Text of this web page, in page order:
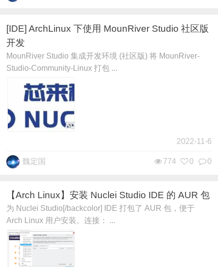
[IDE] ArchLinux 下使用 MounRiver Studio 社区版
开发
MounRiver Studio 集成开发环境 (社区版) 将 MounRiver-
Studio-Community-Linux 打包 ...
2022-11-6
魏定国 0
0
774
【Arch Linux】安装 Nuclei Studio IDE 的 AUR 包
为 Nuclei Studio[/backcolor] IDE 打包了 AUR 包，便于
Arch Linux 用户安装。连接： ...